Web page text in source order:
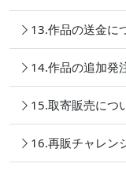
13.作品の送金に
14.作品の追加発
15.取寄販売につ
16.再販チャレン